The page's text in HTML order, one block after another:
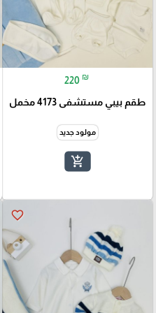
220 ₪
طقم بيبي مستشفى 4173 مخمل
مولود جديد
add_shopping_cart
favorite_border